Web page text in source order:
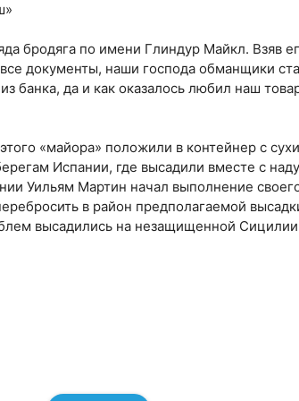
бродяга по имени Глиндур Майкл. Взяв
документы, наши господа обманщики
банка, да и как оказалось любил наш
«майора» положили в контейнер с
Испании, где высадили вместе с
Уильям Мартин начал выполнение
в район предполагаемой
высадились на незащищенной